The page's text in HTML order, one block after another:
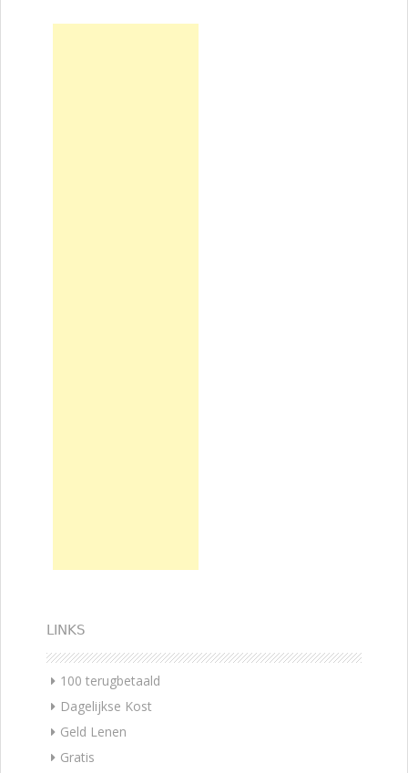
LINKS
100 terugbetaald
Dagelijkse Kost
Geld Lenen
Gratis